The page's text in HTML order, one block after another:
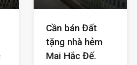
Cần bán Đất
tặng nhà hẻm
Mai Hắc Đế.